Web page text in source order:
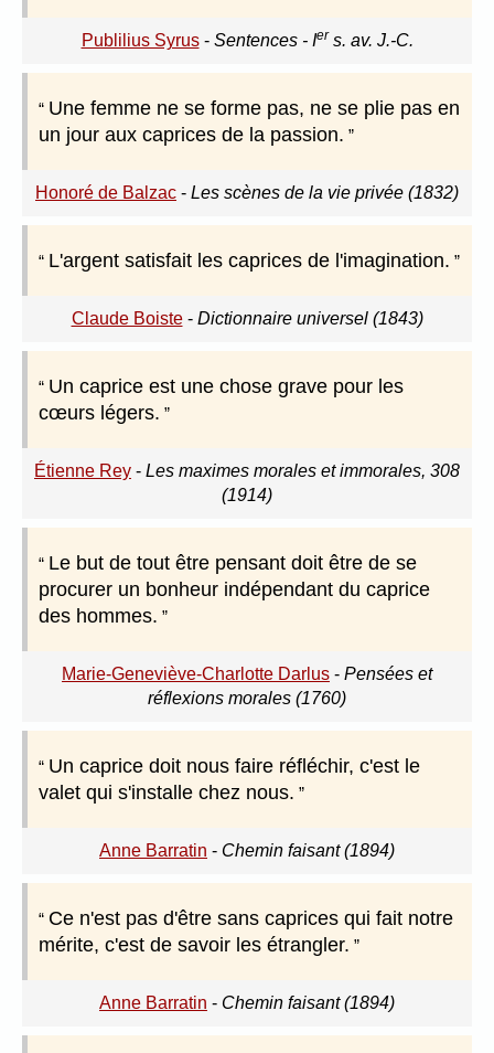
Publilius Syrus- Sentences - Ier s. av. J.-C.
Une femme ne se forme pas, ne se plie pas en
un jour aux caprices de la passion.
Honoré de Balzac - Les scènes de la vie privée (1832)
L'argent satisfait les caprices de l'imagination.
Claude Boiste- Dictionnaire universel (1843)
Un caprice est une chose grave pour les
cœurs légers.
Étienne Rey - Les maximes morales et immorales, 308
(1914)
Le but de tout être pensant doit être de se
procurer un bonheur indépendant du caprice
des hommes.
Marie-Geneviève-Charlotte Darlus - Pensées et
réflexions morales (1760)
Un caprice doit nous faire réfléchir, c'est le
valet qui s'installe chez nous.
Anne Barratin - Chemin faisant (1894)
Ce n'est pas d'être sans caprices qui fait notre
mérite, c'est de savoir les étrangler.
Anne Barratin - Chemin faisant (1894)